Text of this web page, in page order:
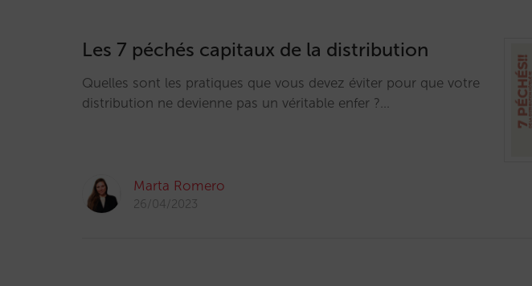
Les 7 péchés capitaux de la distribution
Quelles sont les pratiques que vous devez éviter pour que votre
distribution ne devienne pas un véritable enfer ?…
Marta Romero
26/04/2023